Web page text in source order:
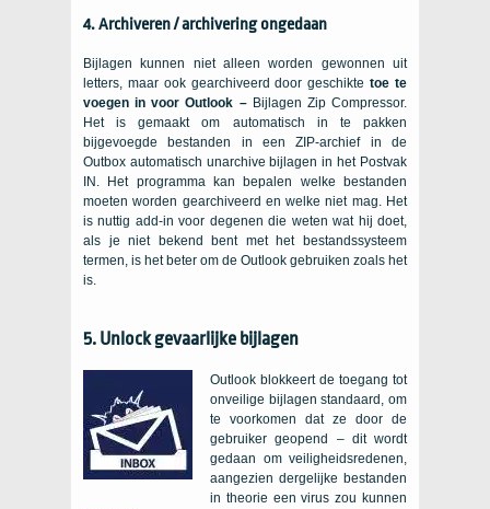
4. Archiveren / archivering ongedaan
Bijlagen kunnen niet alleen worden gewonnen uit
letters, maar ook gearchiveerd door geschiktetoe te
voegen in voor Outlook – Bijlagen Zip Compressor.
Het is gemaakt om automatisch in te pakken
bijgevoegde bestanden in een ZIP-archief in de
Outbox automatisch unarchive bijlagen in het Postvak
IN. Het programma kan bepalen welke bestanden
moeten worden gearchiveerd en welke niet mag. Het
is nuttig add-in voor degenen die weten wat hij doet,
als je niet bekend bent met het bestandssysteem
termen, is het beter om de Outlook gebruiken zoals het
is.
5. Unlock gevaarlijke bijlagen
Outlook blokkeert de toegang tot
onveilige bijlagen standaard, om
te voorkomen dat ze door de
gebruiker geopend – dit wordt
gedaan om veiligheidsredenen,
aangezien dergelijke bestanden
in theorie een virus zou kunnen